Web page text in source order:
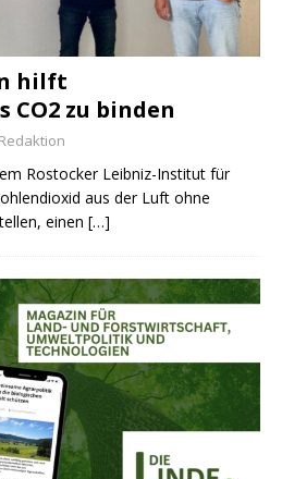
hilft
CO2 zu binden
Rostocker Leibniz-Institut für
aus der Luft ohne
einen […]